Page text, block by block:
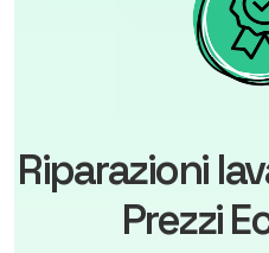
Riparazioni
Prezzi